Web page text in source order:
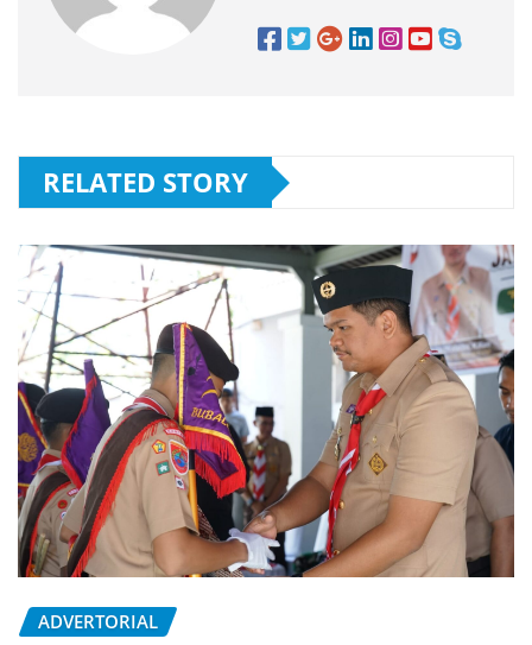
RELATED STORY
ADVERTORIAL